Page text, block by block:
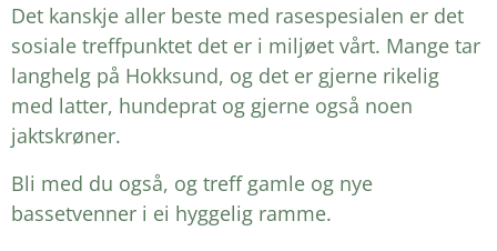
Det kanskje aller beste med rasespesialen er det
sosiale treffpunktet det er i miljøet vårt. Mange tar
langhelg på Hokksund, og det er gjerne rikelig
med latter, hundeprat og gjerne også noen
jaktskrøner.
Bli med du også, og treff gamle og nye
bassetvenner i ei hyggelig ramme.